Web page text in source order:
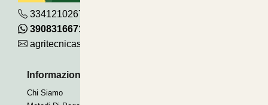
3341210267
390831667115
agritecnicasrl@gmail.com
Informazioni Utili
Chi Siamo